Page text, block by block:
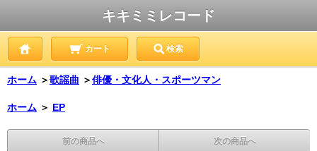
キキミミレコード
カート 検索
ホーム ＞歌謡曲 ＞俳優・文化人・スポーツマン
ホーム ＞ EP
前の商品へ 次の商品へ